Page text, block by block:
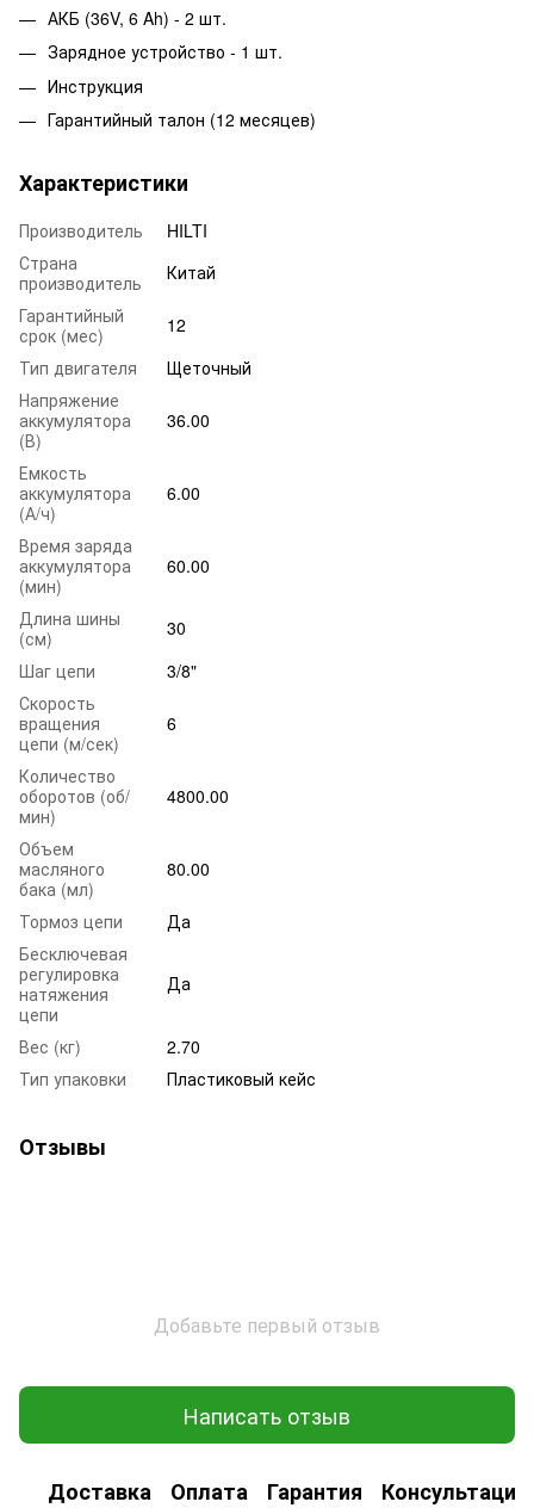
АКБ (36V, 6 Ah) - 2 шт.
Зарядное устройство - 1 шт.
Инструкция
Гарантийный талон (12 месяцев)
Характеристики
Производитель
HILTI
Страна
производитель
Китай
Гарантийный
срок (мес)
12
Тип двигателя
Щеточный
Напряжение
аккумулятора
(В)
36.00
Емкость
аккумулятора
(А/ч)
6.00
Время заряда
аккумулятора
(мин)
60.00
Длина шины
(см)
30
Шаг цепи
3/8"
Скорость
вращения
цепи (м/сек)
6
Количество
оборотов (об/
мин)
4800.00
Объем
масляного
бака (мл)
80.00
Тормоз цепи
Да
Бесключевая
регулировка
натяжения
цепи
Да
Вес (кг)
2.70
Тип упаковки
Пластиковый кейс
Отзывы
Добавьте первый отзыв
Написать отзыв
Доставка Оплата Гарантия Консультация